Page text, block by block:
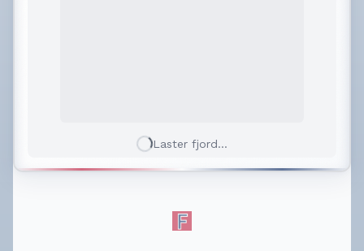
Laster fjord...